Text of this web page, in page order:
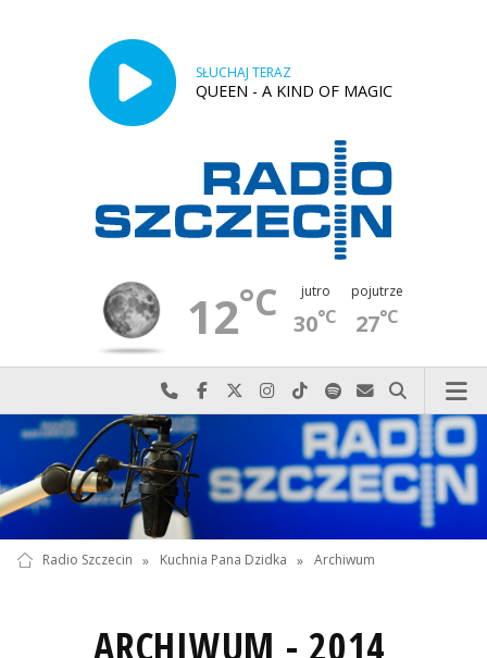
SŁUCHAJ TERAZ
QUEEN - A KIND OF MAGIC
12°C jutro
30°C
pojutrze
27°C
Najlepiej po prostu do nas zadzwoń
Odwiedź nas na Facebook-u
Odwiedź nas na X
Odwiedź nas na Instagram-ie
Odwiedź nas na TikTok-u
Szukaj nas na Spotify
Wyślij do nas
Szukaj
Radio Szczecin » Kuchnia Pana Dzidka » Archiwum
ARCHIWUM - 2014